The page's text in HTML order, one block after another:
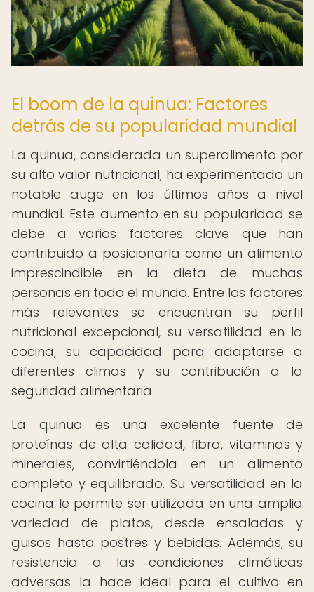
El boom de la quinua: Factores
detrás de su popularidad mundial
La quinua, considerada un superalimento por
su alto valor nutricional, ha experimentado un
notable auge en los últimos años a nivel
mundial. Este aumento en su popularidad se
debe a varios factores clave que han
contribuido a posicionarla como un alimento
imprescindible en la dieta de muchas
personas en todo el mundo. Entre los factores
más relevantes se encuentran su perfil
nutricional excepcional, su versatilidad en la
cocina, su capacidad para adaptarse a
diferentes climas y su contribución a la
seguridad alimentaria.
La quinua es una excelente fuente de
proteínas de alta calidad, fibra, vitaminas y
minerales, convirtiéndola en un alimento
completo y equilibrado. Su versatilidad en la
cocina le permite ser utilizada en una amplia
variedad de platos, desde ensaladas y
guisos hasta postres y bebidas. Además, su
resistencia a las condiciones climáticas
adversas la hace ideal para el cultivo en